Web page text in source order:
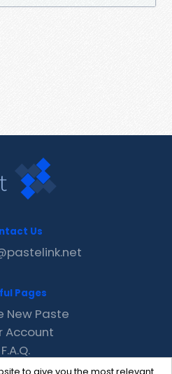
Us
Pages
New Paste
Account
F.A.Q.